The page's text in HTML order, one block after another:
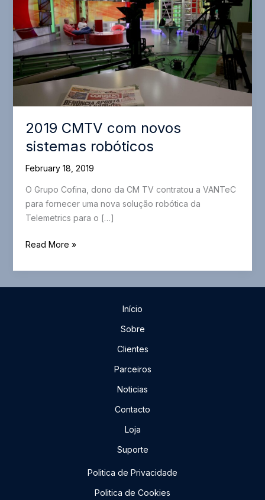
2019 CMTV com novos
sistemas robóticos
February 18, 2019
O Grupo Cofina, dono da CM TV contratou a VANTeC
para fornecer uma nova solução robótica da
Telemetrics para o […]
2019
com
novos
Read More »
Início
Sobre
Clientes
Parceiros
Noticias
Contacto
Loja
Suporte
Politica de Privacidade
Politica de Cookies